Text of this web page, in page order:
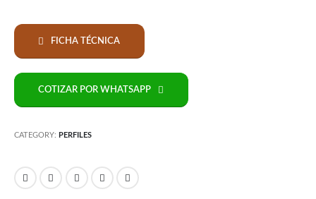
FICHA TÉCNICA
COTIZAR POR WHATSAPP
CATEGORY: PERFILES